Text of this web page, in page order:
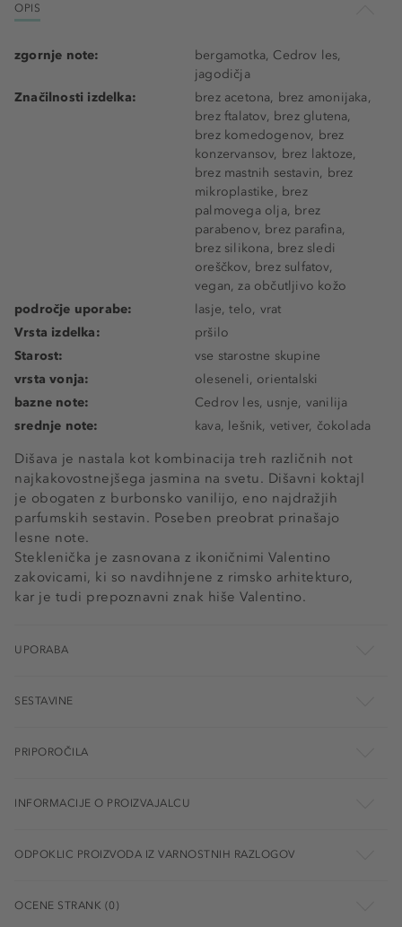
OPIS
Dišava je nastala kot kombinacija treh različnih not
najkakovostnejšega jasmina na svetu. Dišavni koktajl
je obogaten z burbonsko vanilijo, eno najdražjih
parfumskih sestavin. Poseben preobrat prinašajo
lesne note.
Steklenička je zasnovana z ikoničnimi Valentino
zakovicami, ki so navdihnjene z rimsko arhitekturo,
kar je tudi prepoznavni znak hiše Valentino.
zgornje note:
bergamotka, Cedrov les,
jagodičja
Značilnosti izdelka:
brez acetona, brez amonijaka,
brez ftalatov, brez glutena,
brez komedogenov, brez
konzervansov, brez laktoze,
brez mastnih sestavin, brez
mikroplastike, brez
palmovega olja, brez
parabenov, brez parafina,
brez silikona, brez sledi
oreščkov, brez sulfatov,
vegan, za občutljivo kožo
področje uporabe:
lasje, telo, vrat
Vrsta izdelka:
pršilo
Starost:
vse starostne skupine
vrsta vonja:
oleseneli, orientalski
bazne note:
Cedrov les, usnje, vanilija
srednje note:
kava, lešnik, vetiver, čokolada
UPORABA
SESTAVINE
PRIPOROČILA
INFORMACIJE O PROIZVAJALCU
ODPOKLIC PROIZVODA IZ VARNOSTNIH RAZLOGOV
OCENE STRANK (0)